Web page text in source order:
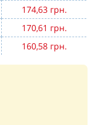
174,63 грн.
170,61 грн.
160,58 грн.